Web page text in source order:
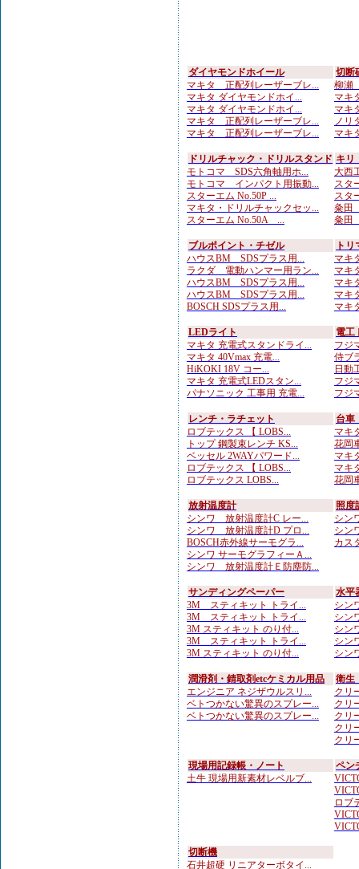
ダイヤモンドホイール
マキタ 正配列レーザーブレ...
マキタ ダイヤモンドホイ...
マキタ ダイヤモンドホイ...
マキタ 正配列レーザーブレ...
マキタ 正配列レーザーブレ...
切断
柳瀬
マキ
マキ
ノリ
マキ
ドリルチャック・ドリルスタンド
モトコマ SDS六角軸用ホ...
モトコマ インパクト用振動...
スターエム No.50P ...
マキタ・ドリルチャックセッ...
スターエム No.50A ...
キリ
大西
スタ
スタ
粂田
粂田
ブルポイント・チゼル
ハウスBM SDSプラス用...
ラクダ 電動ハンマー用ラン...
ハウスBM SDSプラス用...
ハウスBM SDSプラス用...
BOSCH SDSプラス用...
ト
マキ
マキ
マキ
マキ
マキ
LEDライト
マキタ 充電式スタンドライ...
マキタ 40Vmax 充電...
HiKOKI 18V コー...
マキタ 充電式LEDスタン...
パナソニック 工事用 充電...
電工
フジ
侍ブ
日動
フジ
フジ
レンチ・ラチェット
ロブテックス 【 LOBS...
トップ 鋼製束レンチ KS...
ベッセル 2WAYパワード...
ロブテックス 【 LOBS...
ロブテックス LOBS...
台車
マキ
花岡
マキ
マキ
花岡
放射温度計
シンワ 放射温度計C レー...
シンワ 放射温度計D プロ...
BOSCH赤外線サーモグラ...
シンワ サーモグラフィーＡ...
シンワ 放射温度計Ｅ防塵防...
照度
シン
シン
カス
サンディングペーパー
3M スティキット トライ...
3M スティキット トライ...
3M スティキット のり付...
3M スティキット トライ...
3M スティキット のり付...
水平
シン
シン
シン
シン
シン
潤滑剤・錆取剤etcケミカル用品
エンジニア ネジザウルスリ...
ベトつかない驚異のスプレー...
ベトつかない驚異のスプレー...
衛生
クリ
クリ
クリ
クリ
クリ
現場用記録帳・ノート
土牛 現場用新素材レベルブ...
ペン
ロブ
切断機
石井超硬 リニアターボタイ...